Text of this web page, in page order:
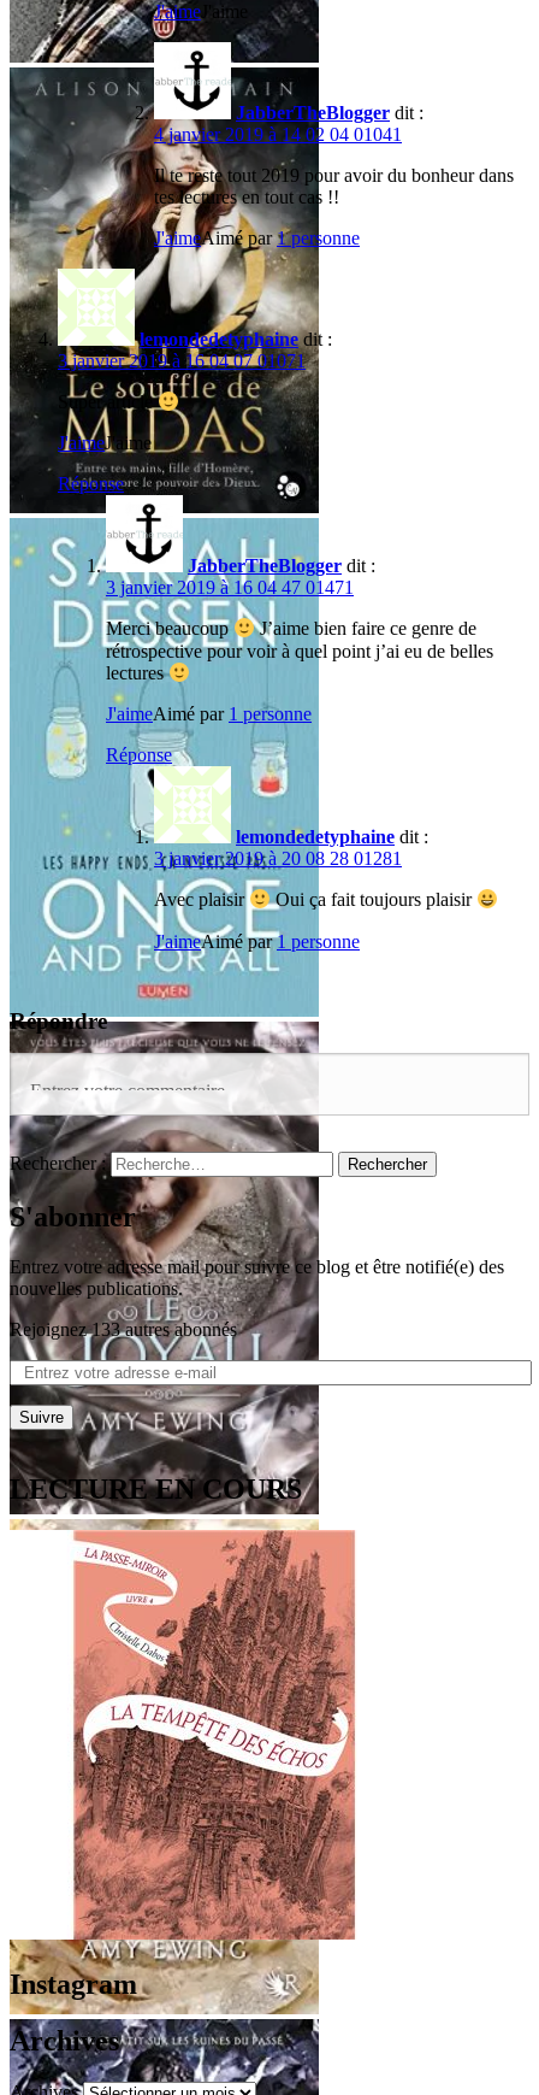
J'aime J'aime
JabberTheBlogger dit :
4 janvier 2019 à 14 02 04 01041
Il te reste tout 2019 pour avoir du bonheur dans
tes lectures en tout cas !!
J'aimeAimé par1 personne
lemondedetyphaine dit :
3 janvier 2019 à 16 04 07 01071
Super article
J'aimeJ'aime
Réponse
JabberTheBlogger dit :
3 janvier 2019 à 16 04 47 01471
Merci beaucoup
J’aime bien faire ce genre de
rétrospective pour voir à quel point j’ai eu de belles
lectures
J'aimeAimé par 1 personne
Réponse
lemondedetyphaine dit :
3 janvier 2019 à 20 08 28 01281
Avec plaisir
Oui ça fait toujours plaisir
J'aimeAimé par1 personne
Répondre
Rechercher :
S'abonner
Entrez votre adresse mail pour suivre ce blog et être notifié(e) des
nouvelles publications.
Rejoignez 133 autres abonnés
Suivre
LECTURE EN COURS
Instagram
Archives